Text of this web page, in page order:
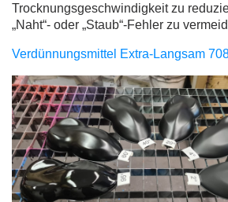
Trocknungsgeschwindigkeit zu
„Naht“- oder „Staub“-Fehler zu
Verdünnungsmittel Extra-Langsam